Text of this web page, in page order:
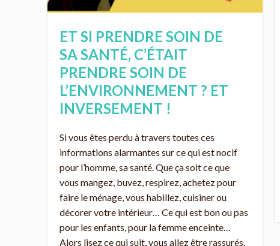
ET SI PRENDRE SOIN DE
SA SANTÉ, C’ÉTAIT
PRENDRE SOIN DE
L’ENVIRONNEMENT ? ET
INVERSEMENT !
Si vous êtes perdu à travers toutes ces
informations alarmantes sur ce qui est nocif
pour l’homme, sa santé. Que ça soit ce que
vous mangez, buvez, respirez, achetez pour
faire le ménage, vous habillez, cuisiner ou
décorer votre intérieur… Ce qui est bon ou pas
pour les enfants, pour la femme enceinte…
Alors lisez ce qui suit, vous allez être rassurés.